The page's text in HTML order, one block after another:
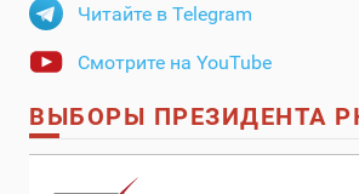
Читайте в Telegram
Смотрите на YouTube
ВЫБОРЫ ПРЕЗИДЕНТА